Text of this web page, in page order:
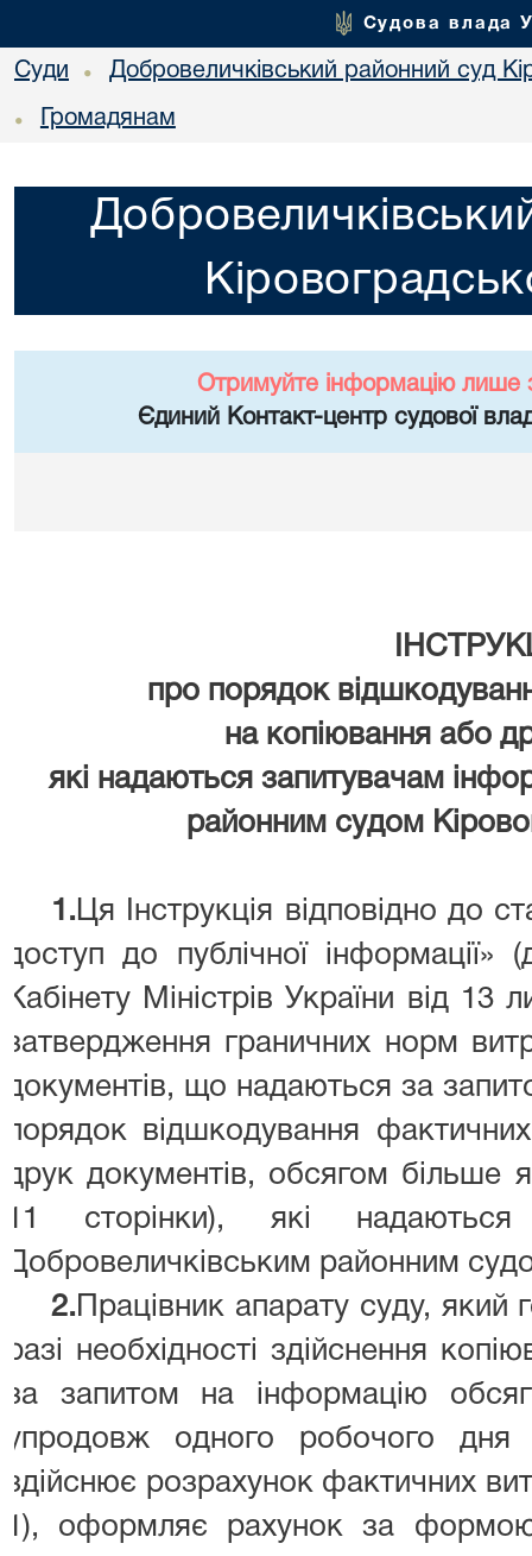
Судова влада
Суди • Добровеличківський районний суд
• Громадянам
Отримуйте інформацію лише
Єдиний Контакт-центр судової
про порядок
на копіювання або
які надаються запитувачам
районним судом
1. Ця Інструкція відповідно до
доступ до публічної
Кабінету Міністрів України від
затвердження граничних норм
документів, що надаються за
порядок відшкодування
друк документів, обсягом більше
11 сторінки), які надаються
Добровеличківським районним
2. Працівник апарату суду, який
разі необхідності здійснення
за запитом на інформацію
упродовж одного робочого
здійснює розрахунок фактичних
1), оформляє рахунок за